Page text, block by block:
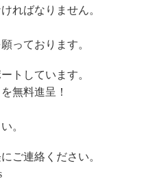
ればなりません。
っております。
トしています。
無料進呈！
。
ご連絡ください。